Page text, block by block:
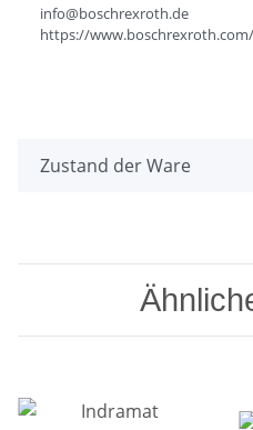
info@boschrexroth.de
https://
Zustand der Ware